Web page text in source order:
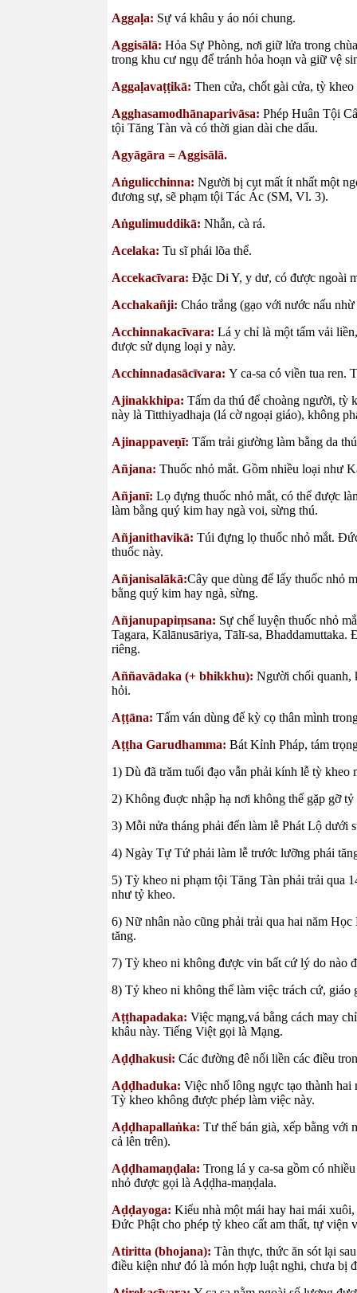
Aggaḷa: Sự vá khâu y áo nói chung.
Aggisālā: Hỏa Sự Phòng, nơi giữ lửa trong
trong khu cư ngụ để tránh hỏa hoạn và giữ vệ
Aggaḷavaṭṭikā: Then cửa, chốt gài cửa, tỳ
Agghasamodhānaparivāsa: Phép Huân Tội
tội Tăng Tàn và có thời gian dài che dấu.
Agyāgāra = Aggisālā.
Aṅgulicchinna: Người bị cụt mất ít nhất một
đương sự, sẽ phạm tội Tác Ác (SM, Vl. 3).
Aṅgulimuddikā: Nhẫn, cà rá.
Acelaka: Tu sĩ phái lõa thể.
Accekacīvara: Đặc Di Y, y dư, có được ngoài
Acchakañji: Cháo trắng (gạo với nước nấu
Acchinnakacīvara: Lá y chỉ là một tấm vải
được sử dụng loại y này.
Acchinnadasācīvara: Y ca-sa có viền tua ren.
Ajinakkhipa: Tấm da thú để choàng người, tỳ
này là Titthiyadhaja (lá cờ ngoại giáo), không
Ajinappaveṇī: Tấm trải giường làm bằng da
Añjana: Thuốc nhỏ mắt. Gồm nhiều loại như
Añjanī: Lọ đựng thuốc nhỏ mắt, có thể được
làm bằng quý kim hay ngà voi, sừng thú.
Añjanithavikā: Túi đựng lọ thuốc nhỏ mắt.
thuốc này.
Añjanisalākā:Cây que dùng để lấy thuốc nhỏ
bằng quý kim hay ngà, sừng.
Añjanupapiṃsana: Sự chế luyện thuốc nhỏ
Tagara, Kālānusāriya, Tālī-sa,
riêng.
Aññavādaka (+ bhikkhu): Người chối quanh,
hỏi.
Aṭṭāna: Tấm ván dùng để kỳ cọ thân mình
Aṭṭha Garudhamma: Bát Kỉnh Pháp, tám
1) Dù đã trăm tuổi đạo vẫn phải kính lễ tỳ kheo
2) Không đuợc nhập hạ nơi không thể gặp gỡ tỷ
3) Mỗi nửa tháng phải đến làm lễ Phát Lộ dưới
4) Ngày Tự Tứ phải làm lễ trước lưỡng phái
5) Tỳ kheo ni phạm tội Tăng Tàn phải trải qua
như tỷ kheo.
6) Nữ nhân nào cũng phải trải qua hai năm
tăng.
7) Tỳ kheo ni không được vin bất cứ lý do nào
8) Tỷ kheo ni không thể làm việc trách cứ,
Aṭṭhapadaka: Việc mạng,vá bằng cách may
khâu này. Tiếng Việt gọi là Mạng.
Aḍḍhakusi: Các đường đê nối liền các điều
Aḍḍhaduka: Việc nhổ lông ngực tạo thành
Tỳ kheo không được phép làm việc này.
Aḍḍhapallaṅka: Tư thế bán già, xếp bằng với
cả lên trên).
Aḍḍhamaṇḍala: Trong lá y ca-sa gồm có
nhỏ được gọi là Aḍḍha-maṇḍala.
Aḍḍayoga: Kiểu nhà một mái hay hai mái
Đức Phật cho phép tỷ kheo cất am thất, tự viện
Atiritta (bhojana): Tàn thực, thức ăn sót lại
điều kiện như đó là món hợp luật nghi, chưa bị